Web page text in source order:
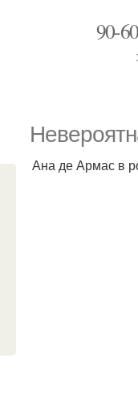
90-
Ана де Армас в